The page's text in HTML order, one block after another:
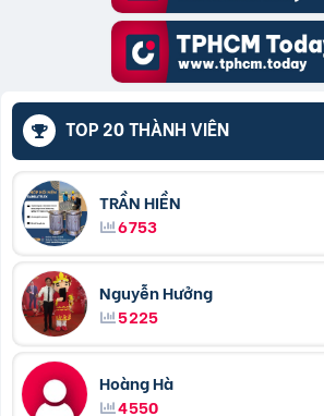
TOP 20 THÀNH VIÊN
TRẦN HIỀN
6753
Nguyễn Hưởng
5225
Hoàng Hà
4550